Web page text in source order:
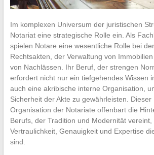
Im komplexen Universum der juristischen
Notariat eine strategische Rolle ein. Als
spielen Notare eine wesentliche Rolle bei
Rechtsakten, der Verwaltung von
von Nachlässen. Ihr Beruf, der strengen
erfordert nicht nur ein tiefgehendes Wissen
auch eine akribische interne Organisation,
Sicherheit der Akte zu gewährleisten. Dieser
Organisation der Notariate offenbart die
Berufs, der Tradition und Modernität vereint,
Vertraulichkeit, Genauigkeit und Expertise
sind.